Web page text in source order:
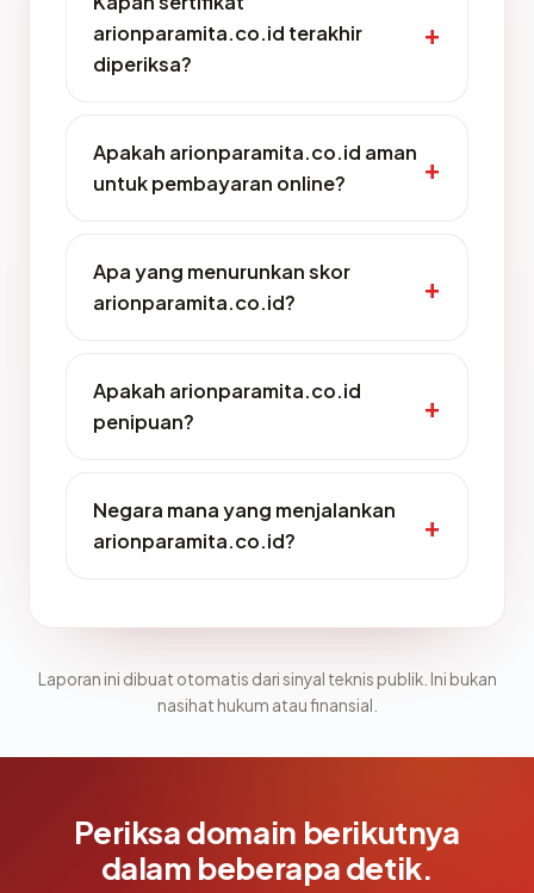
arionparamita.co.id terakhir
diperiksa?
Apakah arionparamita.co.id aman
untuk pembayaran online?
Apa yang menurunkan skor
arionparamita.co.id?
Apakah arionparamita.co.id
penipuan?
Negara mana yang menjalankan
arionparamita.co.id?
Laporan ini dibuat otomatis dari sinyal teknis publik. Ini bukan
nasihat hukum atau finansial.
Periksa domain berikutnya
dalam beberapa detik.